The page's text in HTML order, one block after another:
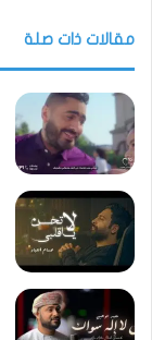
مقالات ذات صلة